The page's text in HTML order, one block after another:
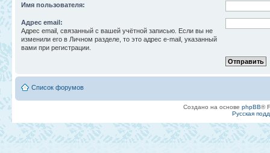
Имя пользователя:
Адрес email:
Адрес email, связанный с вашей учётной записью. Если вы не
изменили его в Личном разделе, то это адрес e-mail, указанный
вами при регистрации.
Список форумов
Создано на основе phpBB®
Русская